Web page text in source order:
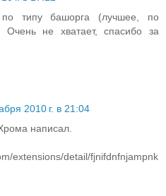
по типу башорга (лучшее, по
Очень не хватает, спасибо за
2010 г. в 21:04
написал.
extensions/detail/fjnifdnfnjampnk